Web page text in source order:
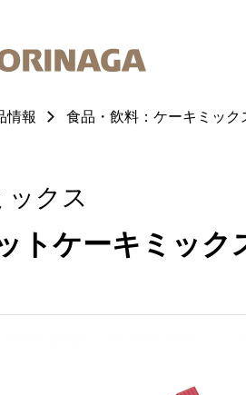
情報 食品・飲料：ケーキミック
ックス
トケーキミック